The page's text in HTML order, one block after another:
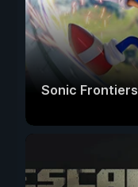
Sonic Frontiers